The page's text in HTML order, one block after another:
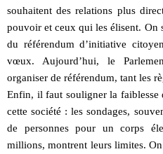
souhaitent des relations plus
pouvoir et ceux qui les élisent. On
du référendum d’initiative
vœux. Aujourd’hui, le
organiser de référendum, tant les
Enfin, il faut souligner la faiblesse
cette société : les sondages,
de personnes pour un corps
millions, montrent leurs limites.